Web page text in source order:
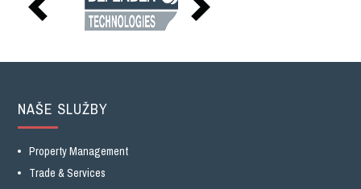
NAŠE SLUŽBY
Property Management
Trade & Services